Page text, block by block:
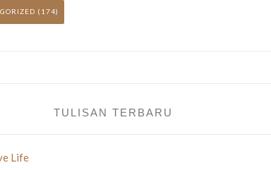
(174)
TULISAN TERBARU
Life